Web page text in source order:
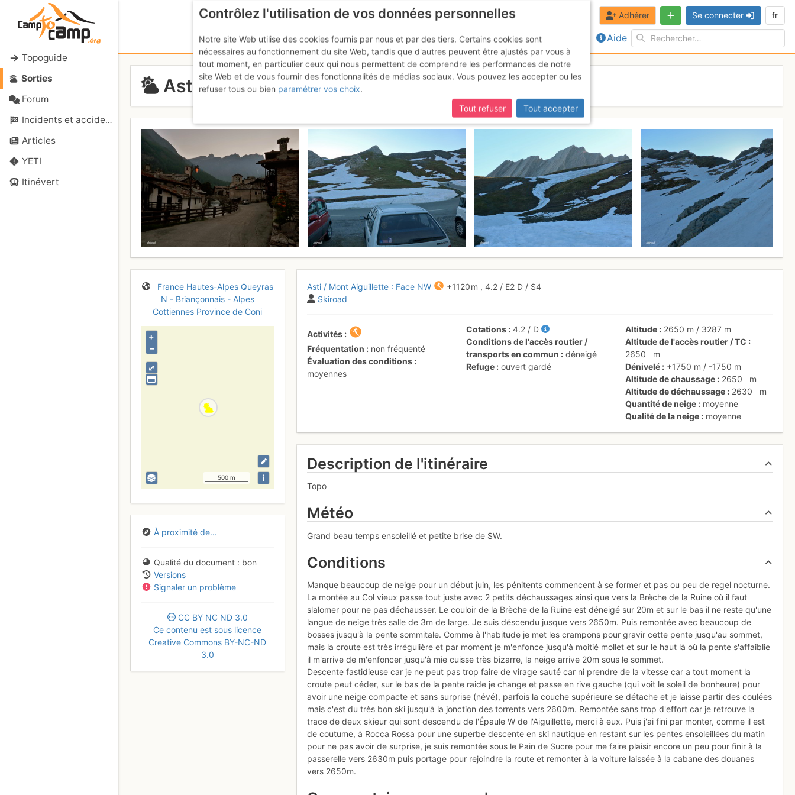
Topoguide
Sorties
Forum
Incidents et accidents
Articles
YETI
Itinévert
Aide
Adhérer Se connecter fr
Asti ou Mont Aiguillette et Rca Rossa.
France Hautes-Alpes Queyras
N - Briançonnais - Alpes
Cottiennes Province de Coni
⤢
+
–
500 m i
À proximité de...
Qualité du document
bon
Versions
Signaler un problème
CC BY NC ND 3.0
Ce contenu est sous licence
Creative Commons BY-NC-ND
3.0
Asti / Mont Aiguillette : Face NW +1120 m ,4.2 / E2 D / S4
Skiroad
Activités
Fréquentation
non fréquenté
Évaluation des conditions
moyennes
Cotations 4.2 / D
Conditions de l'accès routier /
transports en commun
déneigé
Refuge
ouvert gardé
Altitude 2650 m / 3287 m
Altitude de l'accès routier / TC
2650
m
Dénivelé
+1750 m / -1750 m
Altitude de chaussage
2650
m
Altitude de déchaussage
2630
m
Quantité de neige
moyenne
Qualité de la neige
moyenne
Description de l'itinéraire
Topo
Météo
Grand beau temps ensoleillé et petite brise de SW.
Conditions
Manque beaucoup de neige pour un début juin, les pénitents commencent à se former et pas ou peu de regel nocturne.
La montée au Col vieux passe tout juste avec 2 petits déchaussages ainsi que vers la Brèche de la Ruine où il faut
slalomer pour ne pas déchausser. Le couloir de la Brèche de la Ruine est déneigé sur 20m et sur le bas il ne reste qu'une
langue de neige très salle de 3m de large. Je suis déscendu jusque vers 2650m. Puis remontée avec beaucoup de
bosses jusqu'à la pente sommitale. Comme à l'habitude je met les crampons pour gravir cette pente jusqu'au sommet,
mais la croute est très irrégulière et par moment je m'enfonce jusqu'à moitié mollet et sur le haut là où la pente s'affaiblie
il m'arrive de m'enfoncer jusqu'à mie cuisse très bizarre, la neige arrive 20m sous le sommet.
Descente fastidieuse car je ne peut pas trop faire de virage sauté car ni prendre de la vitesse car a tout moment la
croute peut céder, sur le bas de la pente raide je change et passe en rive gauche (qui voit le soleil de bonheure) pour
avoir une neige compacte et sans surprise (névé), parfois la couche supérieure se détache et je laisse partir des coulées
mais c'est du très bon ski jusqu'à la jonction des torrents vers 2600m. Remontée sans trop d'effort car je retrouve la
trace de deux skieur qui sont descendu de l'Épaule W de l'Aiguillette, merci à eux. Puis j'ai fini par monter, comme il est
de coutume, à Rocca Rossa pour une superbe descente en ski nautique en restant sur les pentes ensoleillées du matin
pour ne pas avoir de surprise, je suis remontée sous le Pain de Sucre pour me faire plaisir encore un peu pour finir à la
passerelle vers 2630m puis portage pour rejoindre la route et remonter à la voiture laissée à la cabane des douanes
vers 2650m.
Contrôlez l'utilisation de vos données personnelles
Notre site Web utilise des cookies fournis par nous et par des tiers. Certains cookies sont
nécessaires au fonctionnement du site Web, tandis que d'autres peuvent être ajustés par vous à
tout moment, en particulier ceux qui nous permettent de comprendre les performances de notre
site Web et de vous fournir des fonctionnalités de médias sociaux. Vous pouvez les accepter ou les
refuser tous ou bien paramétrer vos choix.
Tout refuser
Tout accepter